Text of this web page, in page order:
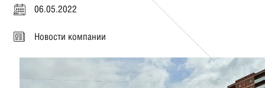
06.05.2022
Новости компании